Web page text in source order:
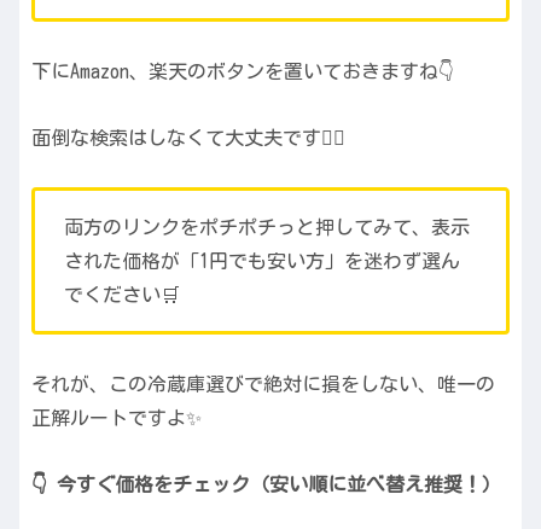
下にAmazon、楽天のボタンを置いておきますね👇
面倒な検索はしなくて大丈夫です🙆‍♀️
両方のリンクをポチポチっと押してみて、表示
された価格が「1円でも安い方」を迷わず選ん
でください🛒
それが、この冷蔵庫選びで絶対に損をしない、唯一の
正解ルートですよ✨
👇 今すぐ価格をチェック（安い順に並べ替え推奨！）